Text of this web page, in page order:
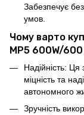
Забезпечує
умов.
Чому варто
MP5 600W/
Надійність:
міцність та
автономного
Зручність